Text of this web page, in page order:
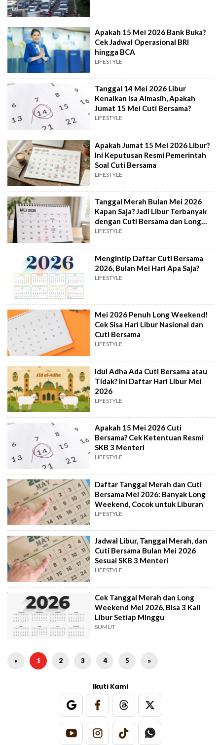
Apakah 15 Mei 2026 Bank Buka?
Cek Jadwal Operasional BRI
hingga BCA
LIFESTYLE
Tanggal 14 Mei 2026 Libur
Kenaikan Isa Almasih, Apakah
Jumat 15 Mei Cuti Bersama?
LIFESTYLE
Apakah Jumat 15 Mei 2026 Libur?
Ini Keputusan Resmi Pemerintah
Soal Cuti Bersama
LIFESTYLE
Tanggal Merah Bulan Mei 2026
Kapan Saja? Jadi Libur Terbanyak
dengan Cuti Bersama dan Long
Weekend
LIFESTYLE
Mengintip Daftar Cuti Bersama
2026, Bulan Mei Hari Apa Saja?
LIFESTYLE
Mei 2026 Penuh Long Weekend!
Cek Sisa Hari Libur Nasional dan
Cuti Bersama
LIFESTYLE
Idul Adha Ada Cuti Bersama atau
Tidak? Ini Daftar Hari Libur Mei
2026
LIFESTYLE
Apakah 15 Mei 2026 Cuti
Bersama? Cek Ketentuan Resmi
SKB 3 Menteri
LIFESTYLE
Daftar Tanggal Merah dan Cuti
Bersama Mei 2026: Banyak Long
Weekend, Cocok untuk Liburan
LIFESTYLE
Jadwal Libur, Tanggal Merah, dan
Cuti Bersama Bulan Mei 2026
Sesuai SKB 3 Menteri
LIFESTYLE
Cek Tanggal Merah dan Long
Weekend Mei 2026, Bisa 3 Kali
Libur Setiap Minggu
SUMUT
« 1 2 3 4 5 »
Ikuti Kami